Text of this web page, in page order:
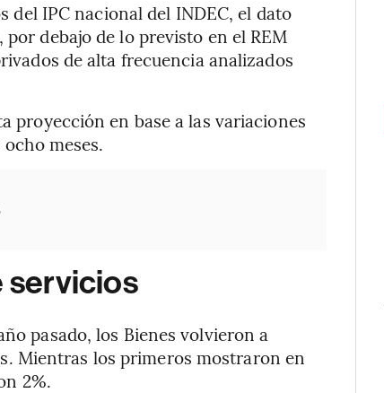
del IPC nacional del INDEC, el dato
debajo de lo previsto en el REM
de alta frecuencia analizados
proyección en base a las variaciones
meses.
servicios
pasado, los Bienes volvieron a
Mientras los primeros mostraron en
2%.